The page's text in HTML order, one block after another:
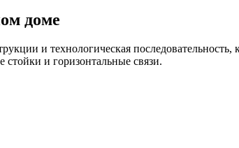
доме
и технологическая
и горизонтальные связи.